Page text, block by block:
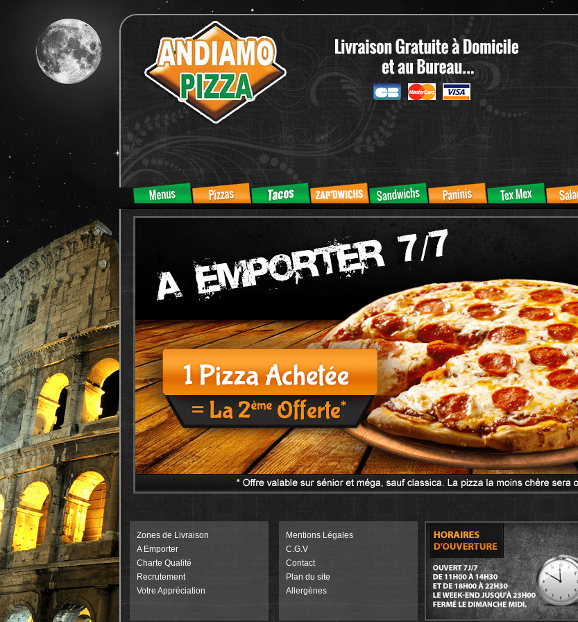
Zones de Livraison
A Emporter
Charte Qualité
Recrutement
Votre Appréciation
Mentions Légales
C.G.V
Contact
Plan du site
Allergènes